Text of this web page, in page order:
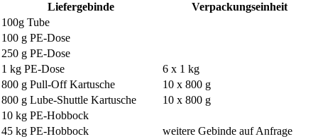
Liefergebinde
Verpackungseinheit
100g Tube
100 g PE-Dose
250 g PE-Dose
1 kg PE-Dose
6 x 1 kg
800 g Pull-Off Kartusche
10 x 800 g
800 g Lube-Shuttle Kartusche
10 x 800 g
10 kg PE-Hobbock
45 kg PE-Hobbock
weitere Gebinde auf Anfrage